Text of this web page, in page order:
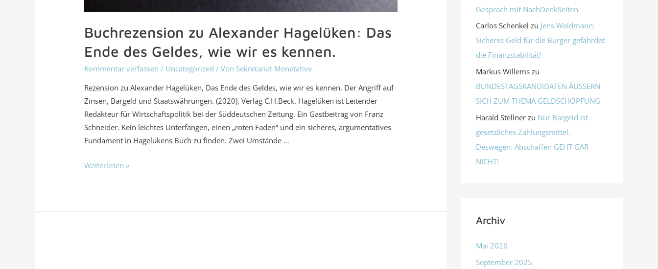
Buchrezension zu Alexander Hagelüken: Das
Ende des Geldes, wie wir es kennen.
Kommentar verfassen / Uncategorized / Von Sekretariat Monetative
Rezension zu Alexander Hagelüken, Das Ende des Geldes, wie wir es kennen. Der Angriff auf
Zinsen, Bargeld und Staatswährungen. (2020), Verlag C.H.Beck. Hagelüken ist Leitender
Redakteur für Wirtschaftspolitik bei der Süddeutschen Zeitung. Ein Gastbeitrag von Franz
Schneider. Kein leichtes Unterfangen, einen „roten Faden“ und ein sicheres, argumentatives
Fundament in Hagelükens Buch zu finden. Zwei Umstände …
Weiterlesen »
Gespräch mit NachDenkSeiten
Carlos Schenkel zu Jens Weidmann:
Sicheres Geld für die Bürger gefährdet
die Finanzstabilität!
Markus Willems zu
BUNDESTAGSKANDIDATEN ÄUSSERN
SICH ZUM THEMA GELDSCHÖPFUNG
Harald Stellner zu Nur Bargeld ist
gesetzliches Zahlungsmittel.
Deswegen: Abschaffen GEHT GAR
NICHT!
Archiv
Mai 2026
September 2025